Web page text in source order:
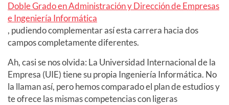
Doble Grado en Administración y Dirección de Empresas
e Ingeniería Informática
, pudiendo complementar así esta carrera hacia dos
campos completamente diferentes.
Ah, casi se nos olvida: La Universidad Internacional de la
Empresa (UIE) tiene su propia Ingeniería Informática. No
la llaman así, pero hemos comparado el plan de estudios y
te ofrece las mismas competencias con ligeras